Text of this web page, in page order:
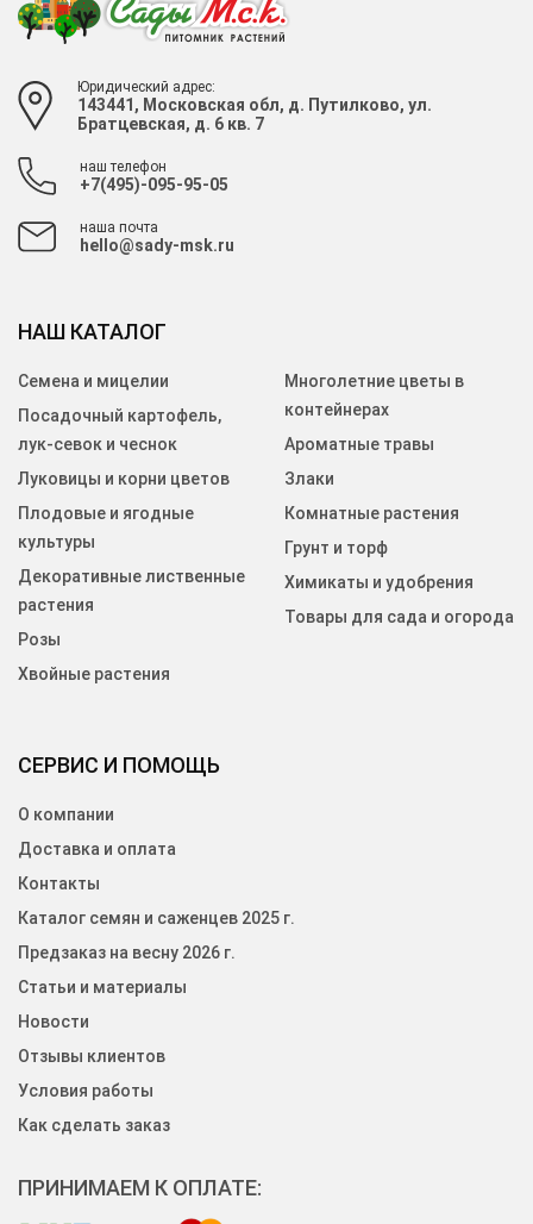
Юридический адрес:
143441, Московская обл, д. Путилково, ул.
Братцевская, д. 6 кв. 7
наш телефон
+7(495)-095-95-05
наша почта
hello@sady-msk.ru
СЕРВИС И ПОМОЩЬ
О компании
Доставка и оплата
Контакты
Каталог семян и саженцев 2025 г.
Предзаказ на весну 2026 г.
Статьи и материалы
Новости
Отзывы клиентов
Условия работы
Как сделать заказ
НАШ КАТАЛОГ
Семена и мицелии
Посадочный картофель,
лук-севок и чеснок
Луковицы и корни цветов
Плодовые и ягодные
культуры
Декоративные лиственные
растения
Розы
Хвойные растения
Многолетние цветы в
контейнерах
Ароматные травы
Злаки
Комнатные растения
Грунт и торф
Химикаты и удобрения
Товары для сада и огорода
ПРИНИМАЕМ К ОПЛАТЕ: